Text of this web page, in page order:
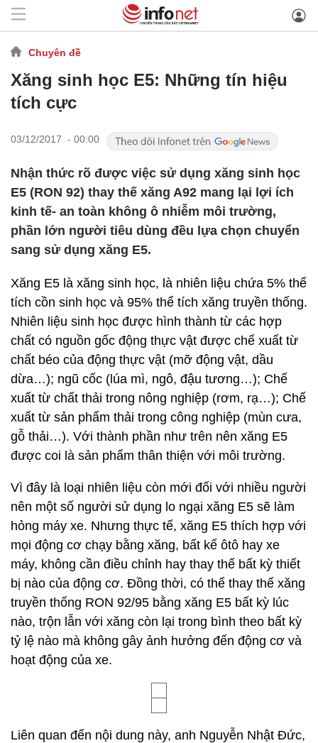
Chuyên đề
Xăng sinh học E5: Những tín hiệu
tích cực
03/12/2017 - 00:00
Nhận thức rõ được việc sử dụng xăng sinh học
E5 (RON 92) thay thế xăng A92 mang lại lợi ích
kinh tế- an toàn không ô nhiễm môi trường,
phần lớn người tiêu dùng đều lựa chọn chuyển
sang sử dụng xăng E5.
Xăng E5 là xăng sinh học, là nhiên liệu chứa 5% thể
tích cồn sinh học và 95% thể tích xăng truyền thống.
Nhiên liệu sinh học được hình thành từ các hợp
chất có nguồn gốc động thực vật được chế xuất từ
chất béo của động thực vật (mỡ động vật, dầu
dừa…); ngũ cốc (lúa mì, ngô, đậu tương…); Chế
xuất từ chất thải trong nông nghiệp (rơm, rạ…); Chế
xuất từ sản phẩm thải trong công nghiệp (mùn cưa,
gỗ thải…). Với thành phần như trên nên xăng E5
được coi là sản phẩm thân thiện với môi trường.
Vì đây là loại nhiên liệu còn mới đối với nhiều người
nên một số người sử dụng lo ngại xăng E5 sẽ làm
hỏng máy xe. Nhưng thực tế, xăng E5 thích hợp với
mọi động cơ chạy bằng xăng, bất kể ôtô hay xe
máy, không cần điều chỉnh hay thay thế bất kỳ thiết
bị nào của động cơ. Đồng thời, có thể thay thế xăng
truyền thống RON 92/95 bằng xăng E5 bất kỳ lúc
nào, trộn lẫn với xăng còn lại trong bình theo bất kỳ
tỷ lệ nào mà không gây ảnh hưởng đến động cơ và
hoạt động của xe.
Liên quan đến nội dung này, anh Nguyễn Nhật Đức,